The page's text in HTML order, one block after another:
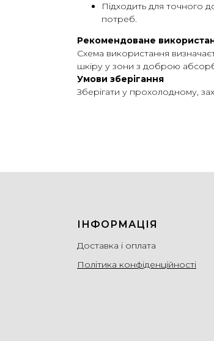
Підходить для точного
потреб.
Рекомендоване
Схема використання
шкіру у зони з доброю
Умови зберігання
Зберігати у прохолодному,
ІНФОРМАЦІЯ
Доставка і оплата
Політика конфіденційності